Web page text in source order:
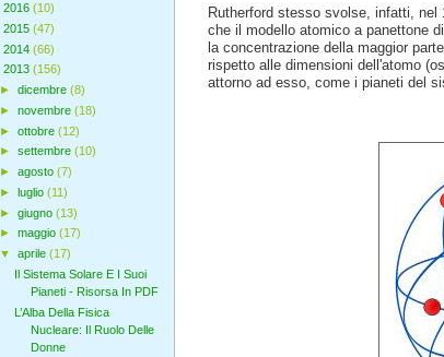
Rutherford stesso svolse, infatti, nel
che il modello atomico a panettone di
la concentrazione della maggior
rispetto alle dimensioni dell'atomo
attorno ad esso, come i pianeti del
2016 (10)
2015 (47)
2014 (66)
2013 (156)
► dicembre (8)
► novembre (18)
► ottobre (12)
► settembre (10)
► agosto (7)
► luglio (11)
► giugno (13)
► maggio (17)
▼ aprile (17)
Il Sistema Solare E I Suoi
Pianeti - Risorsa In PDF
L’Alba Della Fisica
Nucleare: Il Ruolo Delle
Donne